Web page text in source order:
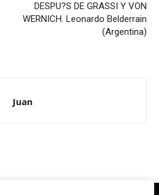
DESPU?S DE GRASSI Y VON
WERNICH. Leonardo Belderrain
(Argentina)
Juan